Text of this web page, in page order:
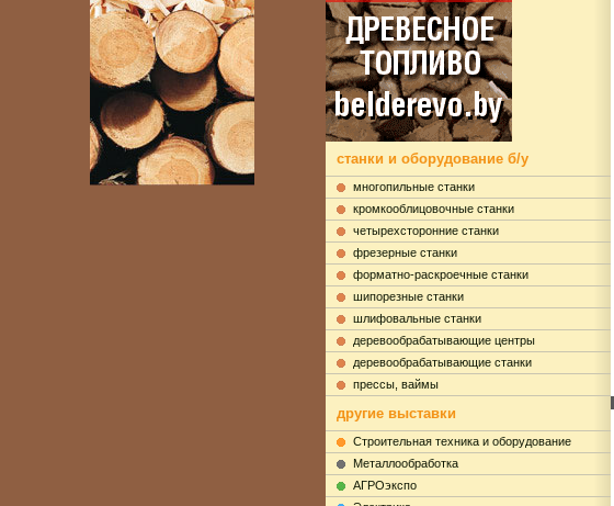
станки и оборудование б/у
многопильные станки
кромкооблицовочные станки
четырехсторонние станки
фрезерные станки
форматно-раскроечные станки
шипорезные станки
шлифовальные станки
деревообрабатывающие центры
деревообрабатывающие станки
прессы, ваймы
другие выставки
Строительная техника и оборудование
Металлообработка
АГРОэкспо